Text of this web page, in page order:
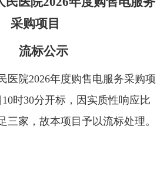
采购项目
流标公示
医院2026年度购售电服务采购项
10时30分开标，因实质性响应比
三家，故本项目予以流标处理。